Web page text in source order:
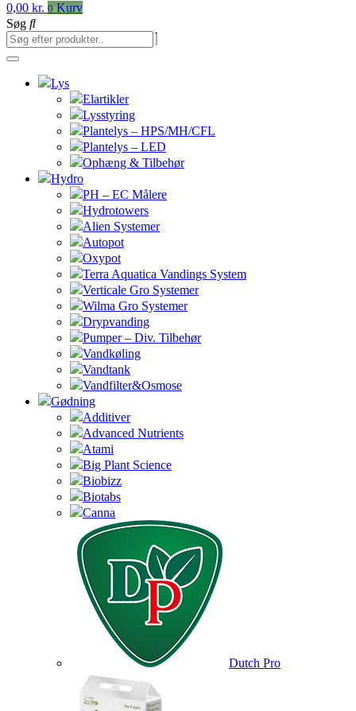
0,00 kr. 0 Kurv
Søg
Lys
Elartikler
Lysstyring
Plantelys – HPS/MH/CFL
Plantelys – LED
Ophæng & Tilbehør
Hydro
PH – EC Målere
Hydrotowers
Alien Systemer
Autopot
Oxypot
Terra Aquatica Vandings System
Verticale Gro Systemer
Wilma Gro Systemer
Drypvanding
Pumper – Div. Tilbehør
Vandkøling
Vandtank
Vandfilter&Osmose
Gødning
Additiver
Advanced Nutrients
Atami
Big Plant Science
Biobizz
Biotabs
Canna
Dutch Pro